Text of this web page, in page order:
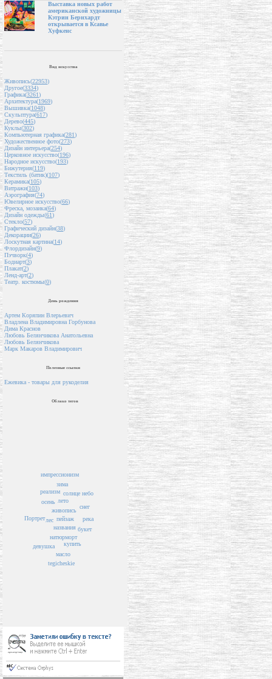
Выставка новых работ
американской художницы
Кэтрин Бернхардт
открывается в Ксавье
Хуфкенс
Вид искусства
Живопись(22953)
Другое(3334)
Графика(3261)
Архитектура(1969)
Вышивка(1048)
Скульптура(617)
Дерево(445)
Куклы(302)
Компьютерная графика(281)
Художественное фото(273)
Дизайн интерьера(254)
Церковное искусство(196)
Народное искусство(193)
Бижутерия(119)
Текстиль (батик)(107)
Керамика(105)
Витражи(103)
Аэрография(74)
Ювелирное искусство(66)
Фреска, мозаика(64)
Дизайн одежды(61)
Стекло(57)
Графический дизайн(38)
Декорации(26)
Лоскутная картина(14)
Флордизайн(9)
Пэчворк(4)
Бодиарт(3)
Плакат(2)
Ленд-арт(2)
Театр. костюмы(0)
День рождения
Артем Коряпин Влерьевич
Владлена Владимировна Горбунова
Дима Краснов
Любовь Белянчикова Анатольевна
Любовь Белянчикова
Марк Макаров Владимирович
Полезные ссылки
Ежевика - товары для рукоделия
Облако тегов
пейзаж
названия
живопись
лето
натюрморт
купить
солнце
лес
зима
осень
букет
масло
река
снег
tegicheskie
реализм небо
импрессионизм
Портрет
девушка